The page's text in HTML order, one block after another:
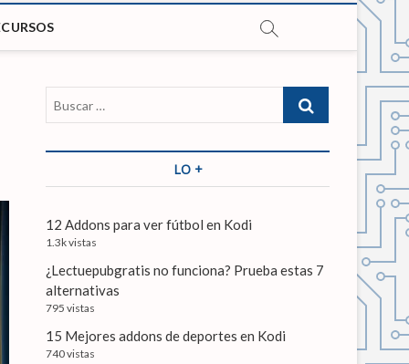
c
LO +
12 Addons para ver fútbol en Kodi
1.3k vistas
¿Lectuepubgratis no funciona? Prueba estas 7
alternativas
795 vistas
15 Mejores addons de deportes en Kodi
740 vistas